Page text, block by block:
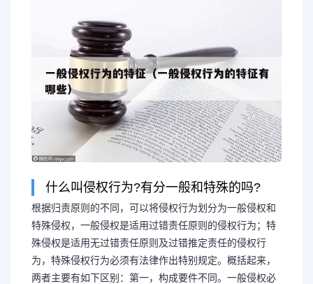
什么叫侵权行为?有分一般和特殊的吗?
根据归责原则的不同，可以将侵权行为划分为一般侵权和
特殊侵权，一般侵权是适用过错责任原则的侵权行为；特
殊侵权是适用无过错责任原则及过错推定责任的侵权行
为，特殊侵权行为必须有法律作出特别规定。概括起来，
两者主要有如下区别：第一，构成要件不同。一般侵权必